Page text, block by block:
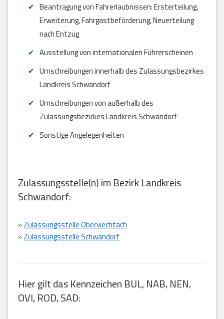
Beantragung von Fahrerlaubnissen: Ersterteilung,
Erweiterung, Fahrgastbeförderung, Neuerteilung
nach Entzug
Ausstellung von internationalen Führerscheinen
Umschreibungen innerhalb des Zulassungsbezirkes
Landkreis Schwandorf
Umschreibungen von außerhalb des
Zulassungsbezirkes Landkreis Schwandorf
Sonstige Angelegenheiten
Zulassungsstelle(n) im Bezirk Landkreis
Schwandorf:
»Zulassungsstelle Oberviechtach
»Zulassungsstelle Schwandorf
Hier gilt das Kennzeichen BUL, NAB, NEN,
OVI, ROD, SAD: